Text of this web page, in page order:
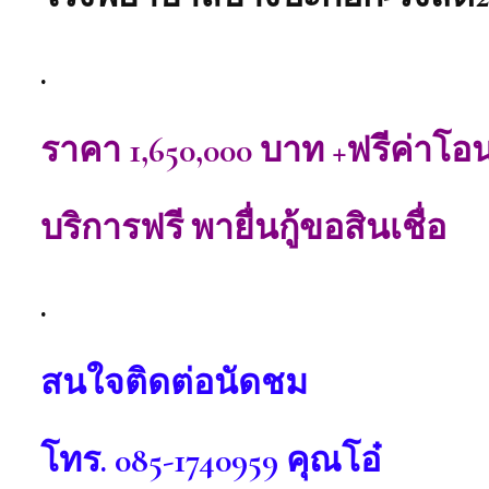
.
ราคา 1,650,000 บาท +ฟรีค่าโอ
บริการฟรี พายื่นกู้ขอสินเชื่อ
.
สนใจติดต่อนัดชม
โทร. 085-1740959 คุณโอ๋